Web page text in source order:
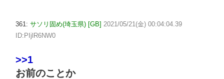
361: サソリ固め(埼玉県) [GB] 2021/05/21(金) 00:04:04.39
ID:PIjlR6NW0
>>1
お前のことか